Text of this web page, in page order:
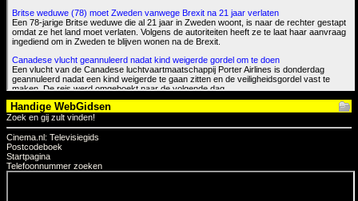
Handige WebGidsen
Zoek en gij zult vinden!
Cinema.nl: Televisiegids
Postcodeboek
Startpagina
Telefoonnummer zoeken